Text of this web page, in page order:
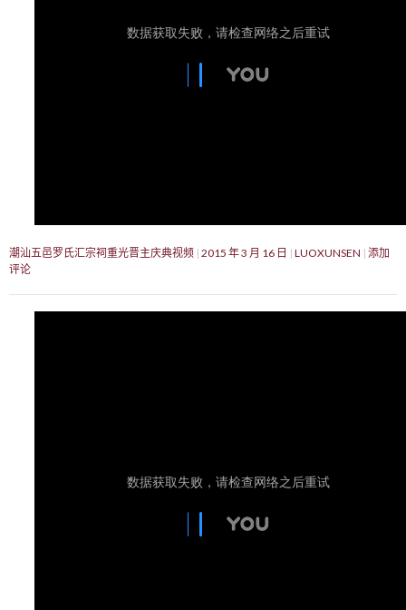
潮汕五邑罗氏汇宗祠重光晋主庆典视频 2015 年 3 月 16 日 LUOXUNSEN 添加
评论